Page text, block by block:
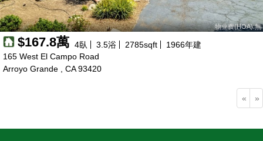
物业费(HOA):無
$167.8萬 4臥 3.5浴 2785sqft 1966年建
165 West El Campo Road
Arroyo Grande , CA 93420
« »